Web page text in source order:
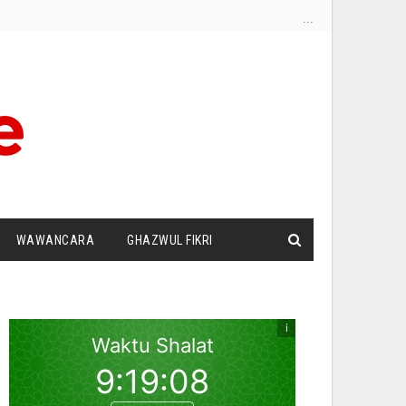
...
WAWANCARA GHAZWUL FIKRI
PANDANG SILATURRAHIM